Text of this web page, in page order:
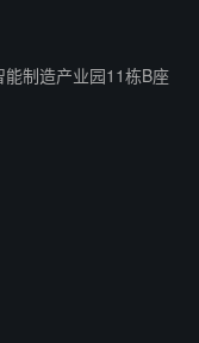
制造产业园11栋B座